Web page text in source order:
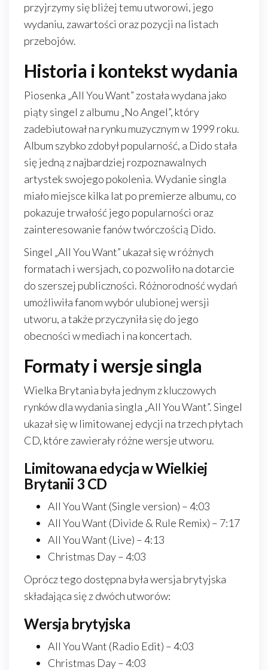
przyjrzymy się bliżej temu utworowi, jego
wydaniu, zawartości oraz pozycji na listach
przebojów.
Historia i kontekst wydania
Piosenka „All You Want” została wydana jako
piąty singel z albumu „No Angel”, który
zadebiutował na rynku muzycznym w 1999 roku.
Album szybko zdobył popularność, a Dido stała
się jedną z najbardziej rozpoznawalnych
artystek swojego pokolenia. Wydanie singla
miało miejsce kilka lat po premierze albumu, co
pokazuje trwałość jego popularności oraz
zainteresowanie fanów twórczością Dido.
Singel „All You Want” ukazał się w różnych
formatach i wersjach, co pozwoliło na dotarcie
do szerszej publiczności. Różnorodność wydań
umożliwiła fanom wybór ulubionej wersji
utworu, a także przyczyniła się do jego
obecności w mediach i na koncertach.
Formaty i wersje singla
Wielka Brytania była jednym z kluczowych
rynków dla wydania singla „All You Want”. Singel
ukazał się w limitowanej edycji na trzech płytach
CD, które zawierały różne wersje utworu.
Limitowana edycja w Wielkiej
Brytanii 3 CD
All You Want (Single version) – 4:03
All You Want (Divide & Rule Remix) – 7:17
All You Want (Live) – 4:13
Christmas Day – 4:03
Oprócz tego dostępna była wersja brytyjska
składająca się z dwóch utworów:
Wersja brytyjska
All You Want (Radio Edit) – 4:03
Christmas Day – 4:03